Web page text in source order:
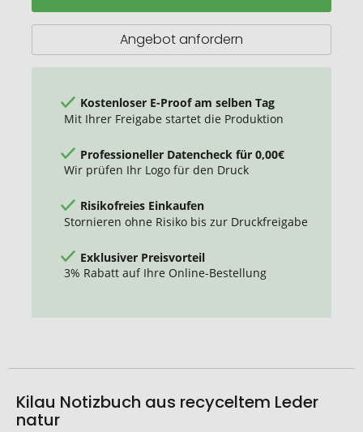
recyceltem
Angebot anfordern
Kostenloser E-Proof am selben Tag
Mit Ihrer Freigabe startet die Produktion
Professioneller Datencheck für 0,00€
Wir prüfen Ihr Logo für den Druck
Risikofreies Einkaufen
Stornieren ohne Risiko bis zur Druckfreigabe
Exklusiver Preisvorteil
3% Rabatt auf Ihre Online-Bestellung
Kilau Notizbuch aus recyceltem Leder
natur